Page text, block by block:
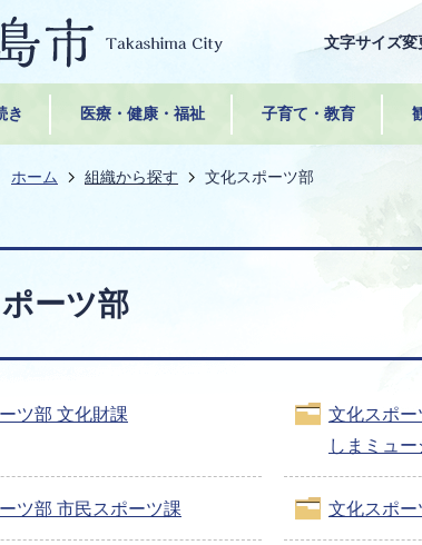
文字サイズ変
き 医療・健康・福祉 子育て・教育
ホーム 組織から探す 文化スポーツ部
ーツ部
ツ部 文化財課
文化スポ
しまミュー
ツ部 市民スポーツ課 文化スポ